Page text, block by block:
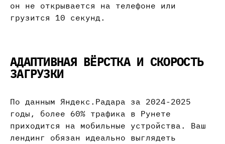
он не открывается на телефоне или
грузится 10 секунд.
АДАПТИВНАЯ ВЁРСТКА И СКОРОСТЬ
ЗАГРУЗКИ
По данным Яндекс.Радара за 2024-2025
годы, более 60% трафика в Рунете
приходится на мобильные устройства. Ваш
лендинг обязан идеально выглядеть